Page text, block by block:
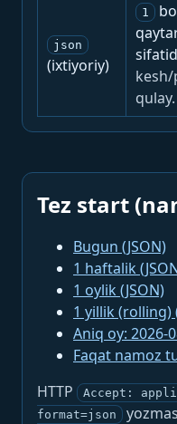
json
(ixtiyoriy)
1
qulay.
Tez start
Bugun (JSON)
1 haftalik
1 oylik (JSON)
1 yillik (rolling)
Aniq oy: 2026-
Faqat namoz
HTTP
Accept:
format=json